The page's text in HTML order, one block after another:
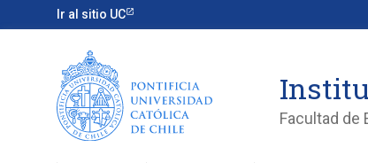
Ir al sitio UC
Facultad de